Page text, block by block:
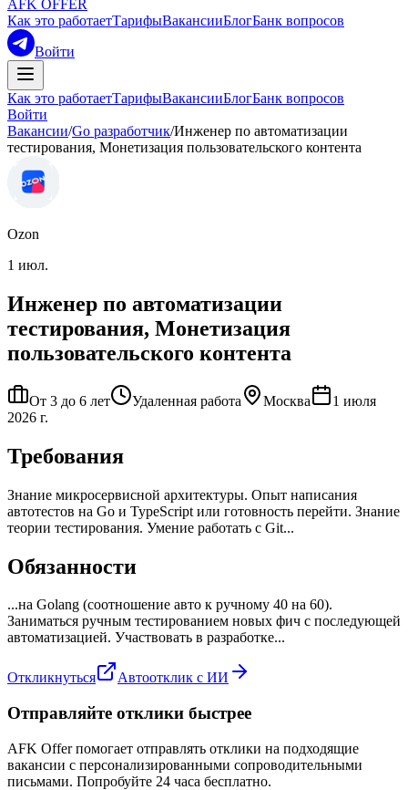
AFK OFFER
Как это работаетТарифыВакансииБлогБанк вопросов
Войти
Как это работаетТарифыВакансииБлогБанк вопросов
Войти
Вакансии/Go разработчик/Инженер по автоматизации
тестирования, Монетизация пользовательского контента
Ozon
1 июл.
Инженер по автоматизации
тестирования, Монетизация
пользовательского контента
От 3 до 6 лет Удаленная работа Москва
1 июля
2026 г.
Требования
Знание микросервисной архитектуры. Опыт написания
автотестов на Go и TypeScript или готовность перейти. Знание
теории тестирования. Умение работать с Git...
Обязанности
...на Golang (соотношение авто к ручному 40 на 60).
Заниматься ручным тестированием новых фич с последующей
автоматизацией. Участвовать в разработке...
Откликнуться Автоотклик с ИИ
Отправляйте отклики быстрее
AFK Offer помогает отправлять отклики на подходящие
вакансии с персонализированными сопроводительными
письмами. Попробуйте 24 часа бесплатно.